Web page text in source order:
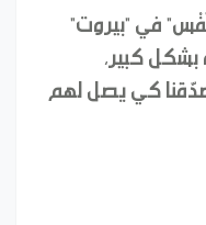
في "بيروت"
كبير،
كي يصل لهم